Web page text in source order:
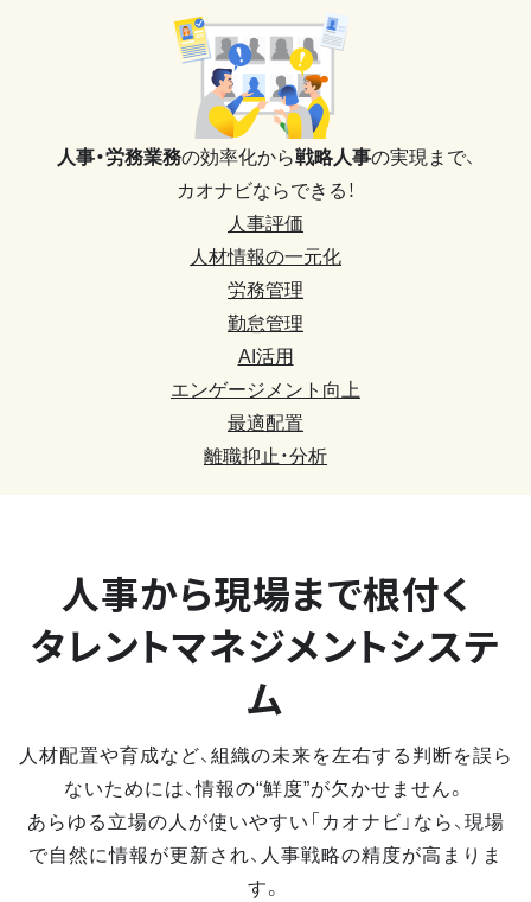
人事・労務業務の効率化から戦略人事の実現まで、
カオナビならできる！
人事評価
人材情報の一元化
労務管理
勤怠管理
AI活用
エンゲージメント向上
最適配置
離職抑止・分析
人事から現場まで根付く
タレントマネジメントシステ
ム
人材配置や育成など、組織の未来を左右する判断を誤ら
ないためには、情報の“鮮度”が欠かせません。
あらゆる立場の人が使いやすい「カオナビ」なら、現場
で自然に情報が更新され、人事戦略の精度が高まりま
す。